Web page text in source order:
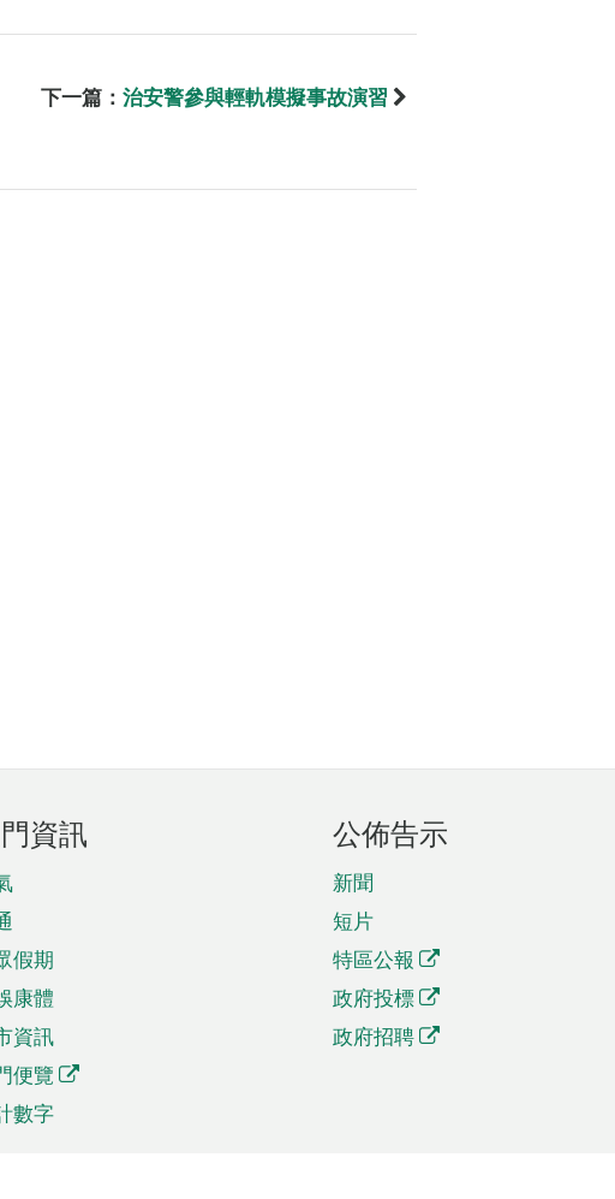
下一篇： 治安警參與輕軌模擬事故演習
資訊
假期
康體
資訊
便覽
數字
公佈告示
新聞
短片
特區公報
政府投標
政府招聘